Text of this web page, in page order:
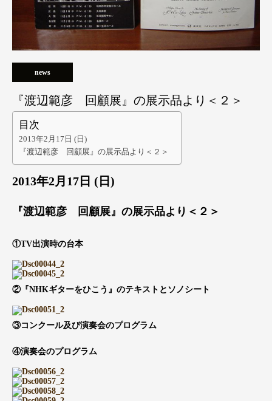
news
『渡辺範彦 回顧展』の展示品より＜２＞
目次
2013年2月17日 (日)
『渡辺範彦 回顧展』の展示品より＜２＞
2013年2月17日 (日)
『渡辺範彦 回顧展』の展示品より＜２＞
①TV出演時の台本
②『NHKギターをひこう』のテキストとソノシート
③コンクール及び演奏会のプログラム
④演奏会のプログラム